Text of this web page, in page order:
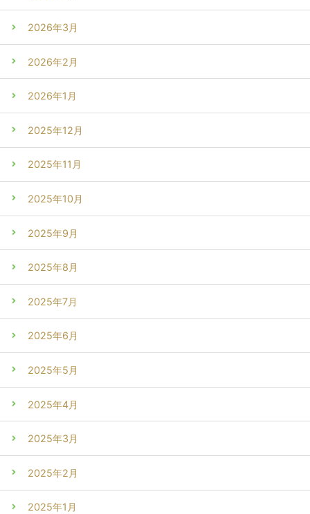
2026年3月
2026年2月
2026年1月
2025年12月
2025年11月
2025年10月
2025年9月
2025年8月
2025年7月
2025年6月
2025年5月
2025年4月
2025年3月
2025年2月
2025年1月